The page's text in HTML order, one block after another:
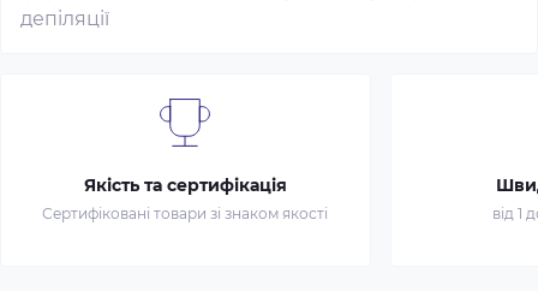
депіляції
Якість та сертифікація
Сертифіковані товари зі знаком якості від 1